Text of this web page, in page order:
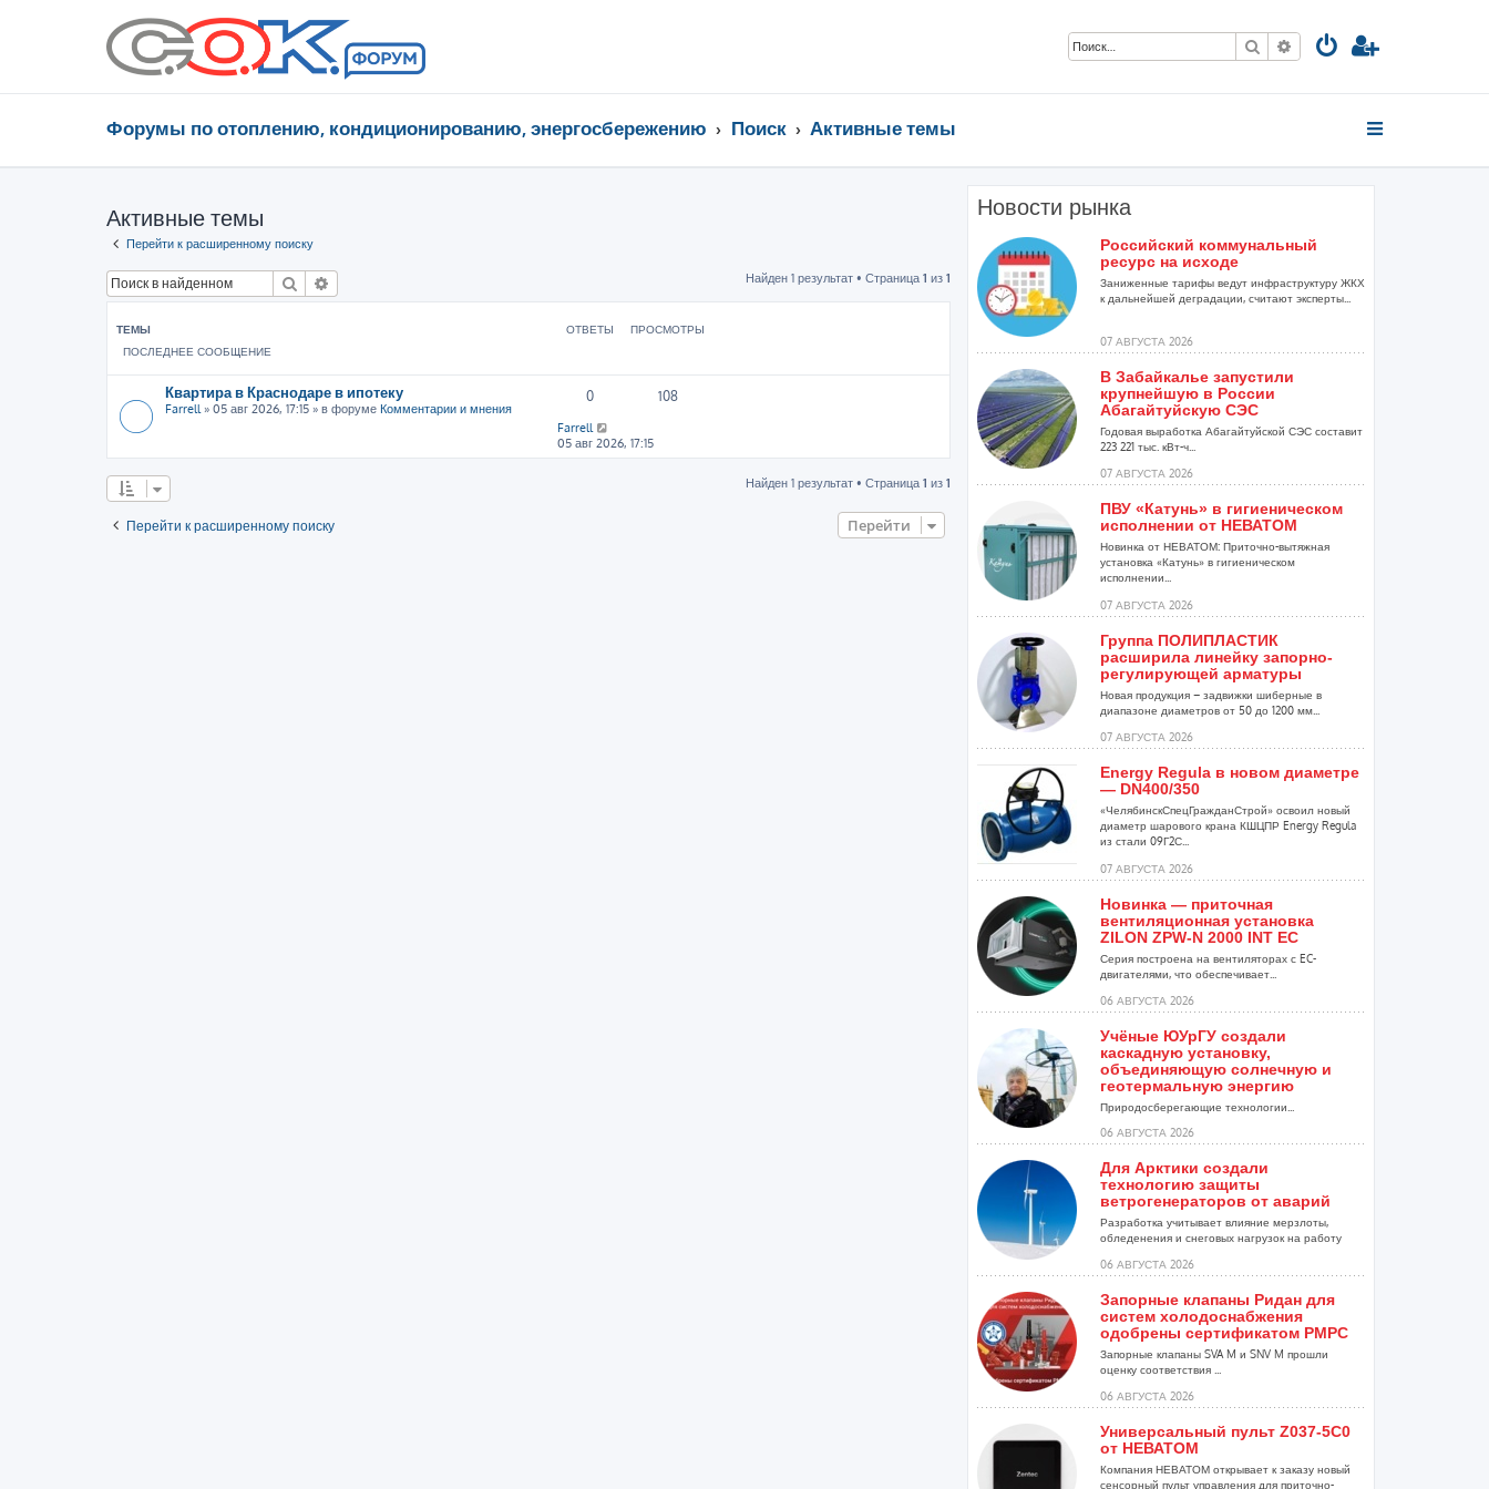
Поиск Расширенный поиск
Форумы по отоплению, кондиционированию, энергосбережению Поиск Активные темы
Активные темы
Перейти к расширенному поиску
Поиск Найден 1 результат • Страница 1 из 1
ТЕМЫ ОТВЕТЫ
ПРОСМОТРЫ
ПОСЛЕДНЕЕ СООБЩЕНИЕ
Квартира в Краснодаре в ипотеку
Farrell » 05 авг 2026, 17:15 » в форуме Комментарии и мнения
0 108
Farrell
05 авг 2026, 17:15
Найден 1 результат • Страница 1 из 1
Перейти к расширенному поиску Перейти
Новости рынка
Российский коммунальный
ресурс на исходе
Заниженные тарифы ведут инфраструктуру ЖКХ
к дальнейшей деградации, считают эксперты...
07 АВГУСТА 2026
В Забайкалье запустили
крупнейшую в России
Абагайтуйскую СЭС
Годовая выработка Абагайтуйской СЭС составит
223 221 тыс. кВт-ч...
07 АВГУСТА 2026
ПВУ «Катунь» в гигиеническом
исполнении от НЕВАТОМ
Новинка от НЕВАТОМ: Приточно-вытяжная
установка «Катунь» в гигиеническом
исполнении...
07 АВГУСТА 2026
Группа ПОЛИПЛАСТИК
расширила линейку запорно-
регулирующей арматуры
Новая продукция – задвижки шиберные в
диапазоне диаметров от 50 до 1200 мм...
07 АВГУСТА 2026
Energy Regula в новом диаметре
— DN400/350
«ЧелябинскСпецГражданСтрой» освоил новый
диаметр шарового крана КШЦПР Energy Regula
из стали 09Г2С...
07 АВГУСТА 2026
Новинка — приточная
вентиляционная установка
ZILON ZPW-N 2000 INT EC
Серия построена на вентиляторах с EC-
двигателями, что обеспечивает...
06 АВГУСТА 2026
Учёные ЮУрГУ создали
каскадную установку,
объединяющую солнечную и
геотермальную энергию
Природосберегающие технологии...
06 АВГУСТА 2026
Для Арктики создали
технологию защиты
ветрогенераторов от аварий
Разработка учитывает влияние мерзлоты,
обледенения и снеговых нагрузок на работу
06 АВГУСТА 2026
Запорные клапаны Ридан для
систем холодоснабжения
одобрены сертификатом РМРС
Запорные клапаны SVA M и SNV M прошли
оценку соответствия ...
06 АВГУСТА 2026
Универсальный пульт Z037-5C0
от НЕВАТОМ
Компания НЕВАТОМ открывает к заказу новый
сенсорный пульт управления для приточно-